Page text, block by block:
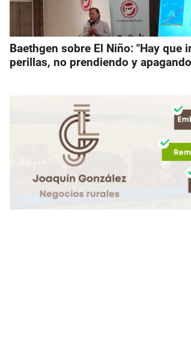
Baethgen sobre El Niño: "Hay que
perillas, no prendiendo y